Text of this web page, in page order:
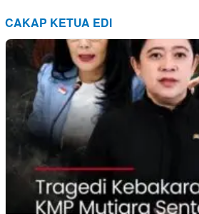
CAKAP KETUA EDI